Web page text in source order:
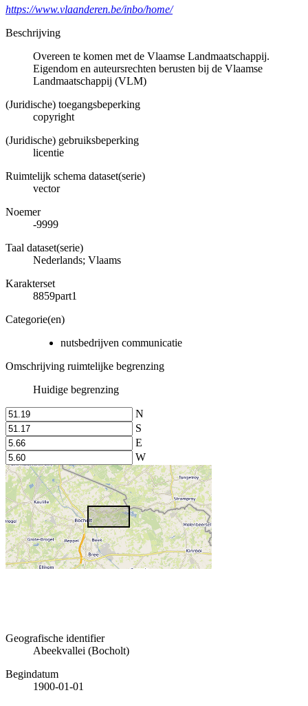
https://www.vlaanderen.be/inbo/home/
Beschrijving
Overeen te komen met de Vlaamse Landmaatschappij.
Eigendom en auteursrechten berusten bij de Vlaamse
Landmaatschappij (VLM)
(Juridische) toegangsbeperking
copyright
(Juridische) gebruiksbeperking
licentie
Ruimtelijk schema dataset(serie)
vector
Noemer
-9999
Taal dataset(serie)
Nederlands; Vlaams
Karakterset
8859part1
Categorie(en)
nutsbedrijven communicatie
Omschrijving ruimtelijke begrenzing
Huidige begrenzing
N
S
E
W
Geografische identifier
Abeekvallei (Bocholt)
Begindatum
1900-01-01